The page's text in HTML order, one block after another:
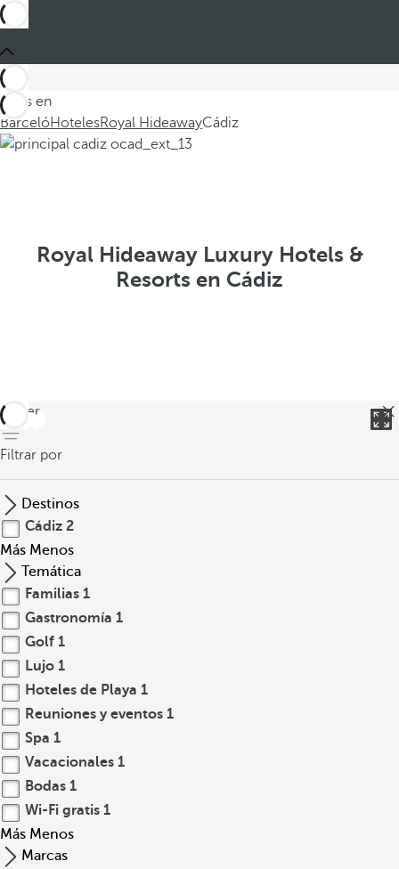
Estás en
BarcelóHotelesRoyal HideawayCádiz
Royal Hideaway Luxury Hotels &
Resorts en Cádiz
volver
Filtrar por
Destinos
Cádiz 2
Más Menos
Temática
Familias 1
Gastronomía 1
Golf 1
Lujo 1
Hoteles de Playa 1
Reuniones y eventos 1
Spa 1
Vacacionales 1
Bodas 1
Wi-Fi gratis 1
Más Menos
Marcas